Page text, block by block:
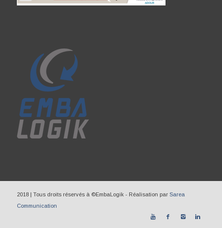
2018 | Tous droits réservés à ©EmbaLogik - Réalisation par Sarea
Communication